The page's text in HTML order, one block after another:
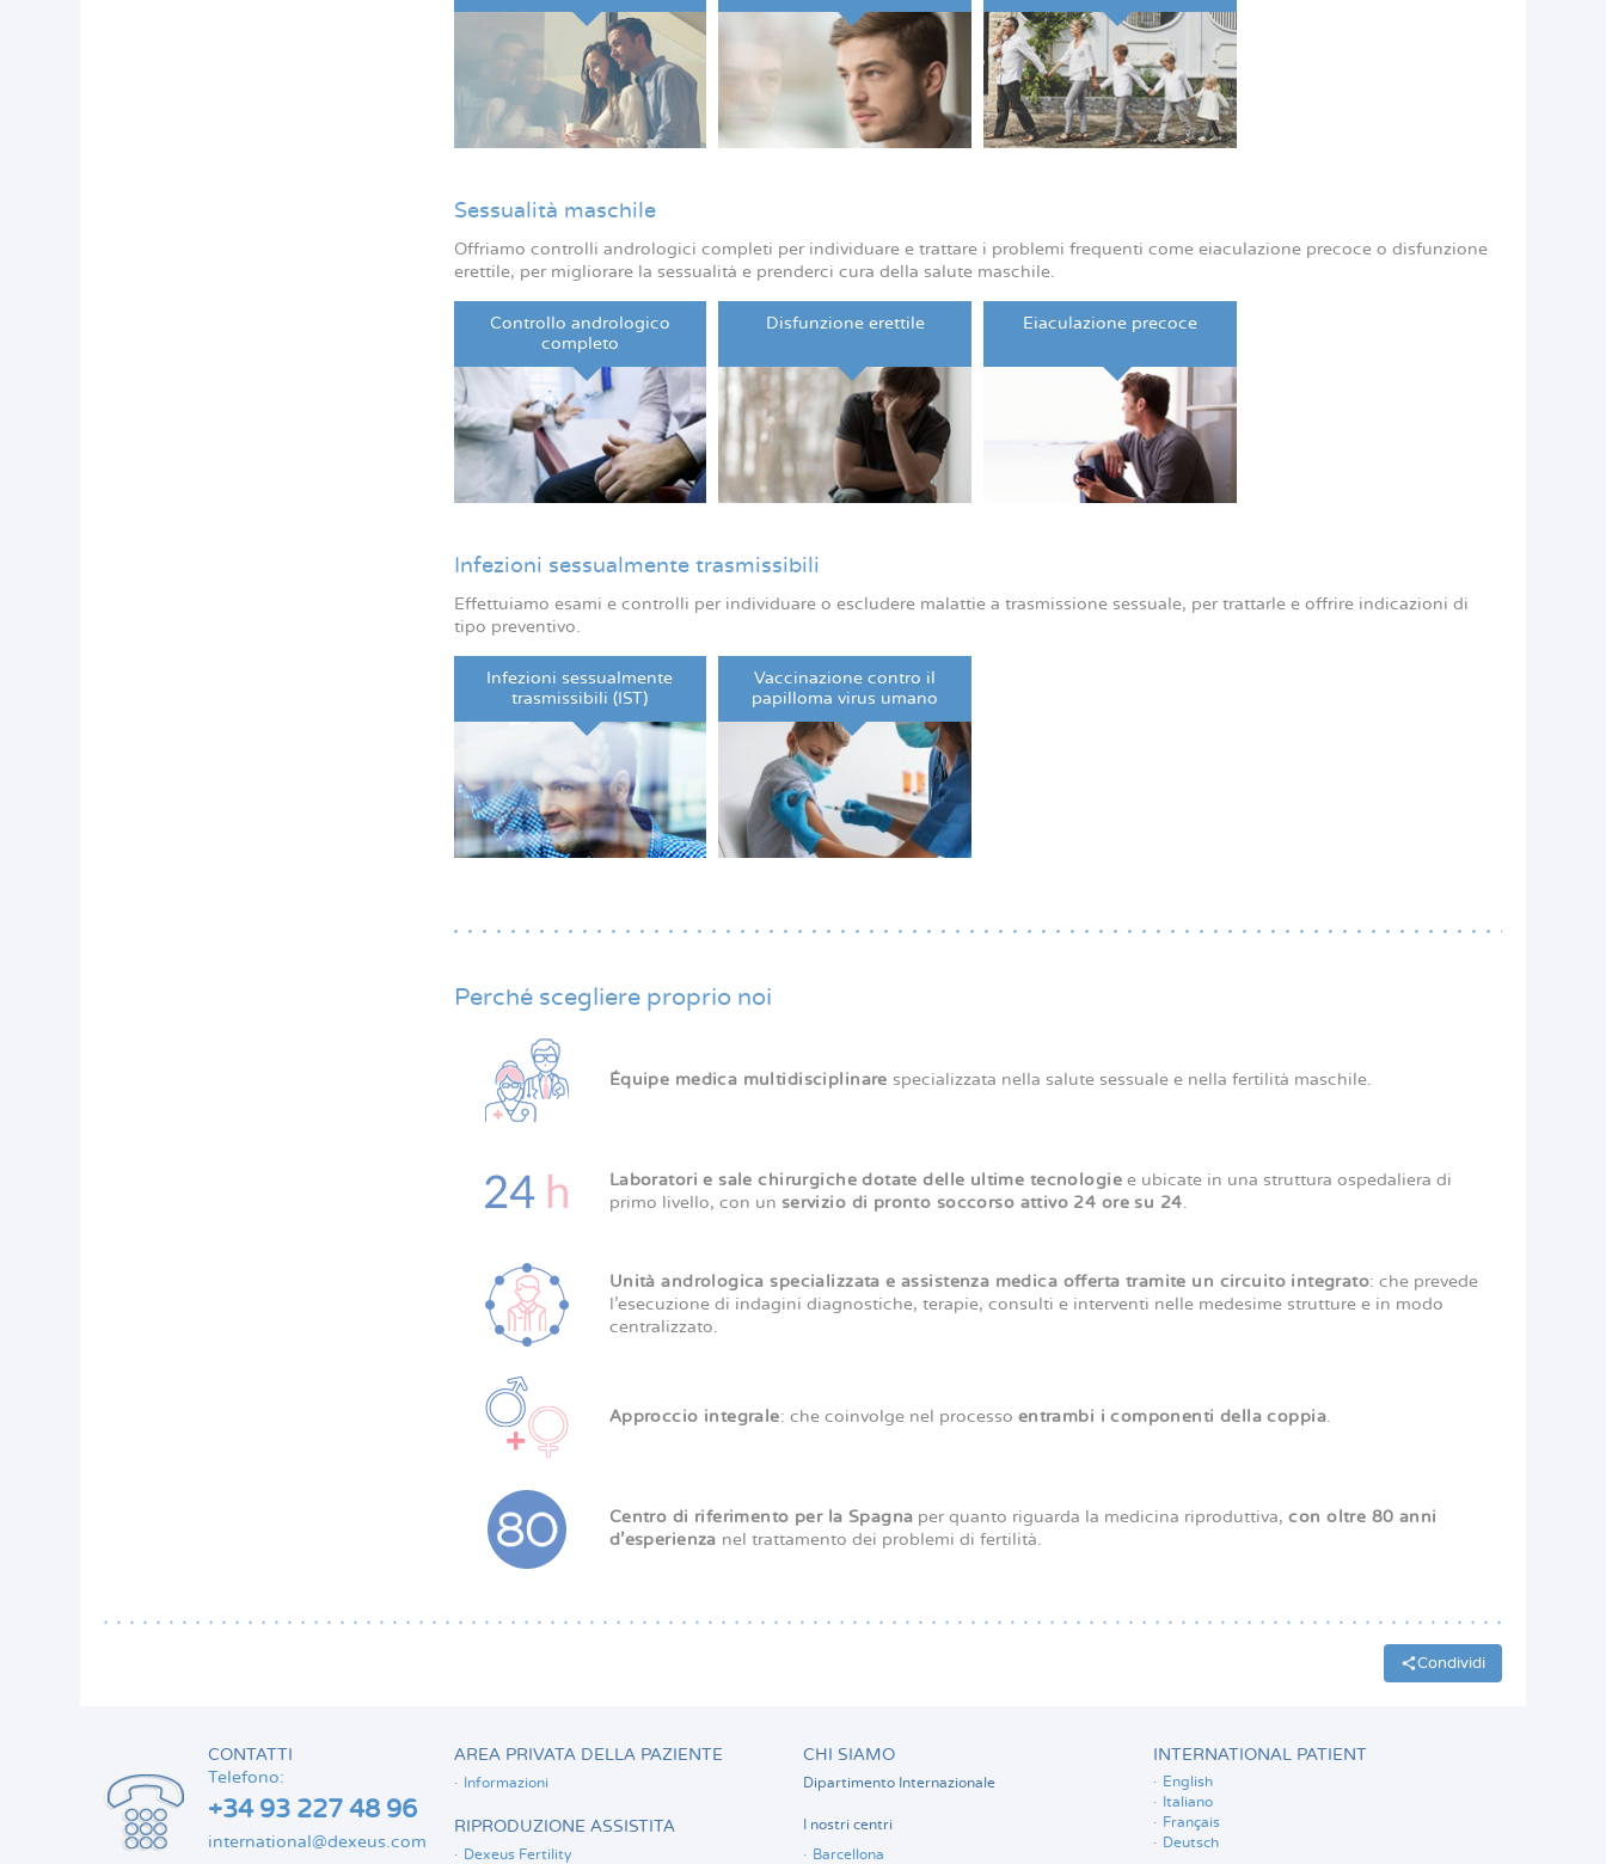
Sessualità maschile
Offriamo controlli andrologici completi per individuare e trattare i problemi frequenti come eiaculazione precoce o disfunzione
erettile, per migliorare la sessualità e prenderci cura della salute maschile.
Controllo andrologico
completo
Disfunzione erettile Eiaculazione precoce
Infezioni sessualmente trasmissibili
Effettuiamo esami e controlli per individuare o escludere malattie a trasmissione sessuale, per trattarle e offrire indicazioni di
tipo preventivo.
Infezioni sessualmente
trasmissibili (IST)
Vaccinazione contro il
papilloma virus umano
Perché scegliere proprio noi
Équipe medica multidisciplinare specializzata nella salute sessuale e nella fertilità maschile.
Laboratori e sale chirurgiche dotate delle ultime tecnologiee ubicate in una struttura ospedaliera di
primo livello, con un servizio di pronto soccorso attivo 24 ore su 24.
Unità andrologica specializzata e assistenza medica offerta tramite un circuito integrato: che prevede
l’esecuzione di indagini diagnostiche, terapie, consulti e interventi nelle medesime strutture e in modo
centralizzato.
Approccio integrale: che coinvolge nel processo entrambi i componenti della coppia.
Centro di riferimento per la Spagna per quanto riguarda la medicina riproduttiva,con oltre 80 anni
d’esperienza nel trattamento dei problemi di fertilità.
Condividi
CONTATTI
Telefono:
+34 93 227 48 96
international@dexeus.com
AREA PRIVATA DELLA PAZIENTE
Informazioni
RIPRODUZIONE ASSISTITA
Dexeus Fertility
CHI SIAMO
Dipartimento Internazionale
I nostri centri
Barcellona
INTERNATIONAL PATIENT
English
Italiano
Français
Deutsch